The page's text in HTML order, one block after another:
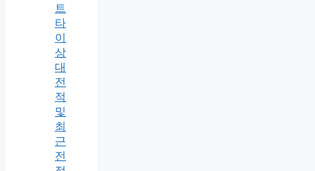
트
타
이
상
대
전
적
및
최
근
전